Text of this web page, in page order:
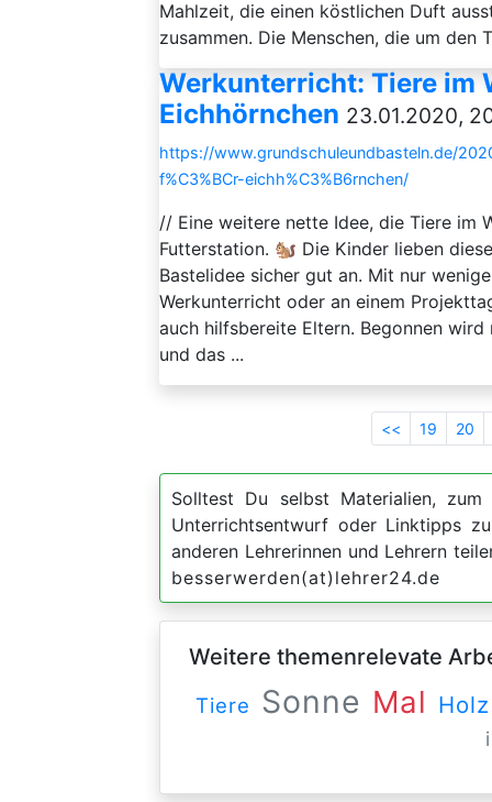
Mahlzeit, die einen köstlichen Duft
zusammen. Die Menschen, die um den
Werkunterricht: Tiere im
Eichhörnchen 23.01.2020,
https://www.grundschuleundbasteln.de/
f%C3%BCr-eichh%C3%B6rnchen/
// Eine weitere nette Idee, die Tiere im
Futterstation. 🐿 Die Kinder lieben
Bastelidee sicher gut an. Mit nur
Werkunterricht oder an einem
auch hilfsbereite Eltern. Begonnen
und das ...
<< 19 20
Solltest Du selbst Materialien,
Unterrichtsentwurf oder Linktipps
anderen Lehrerinnen und Lehrern
besserwerden(at)lehrer24.de
Weitere themenrelevate
Tiere Sonne Mal Holz